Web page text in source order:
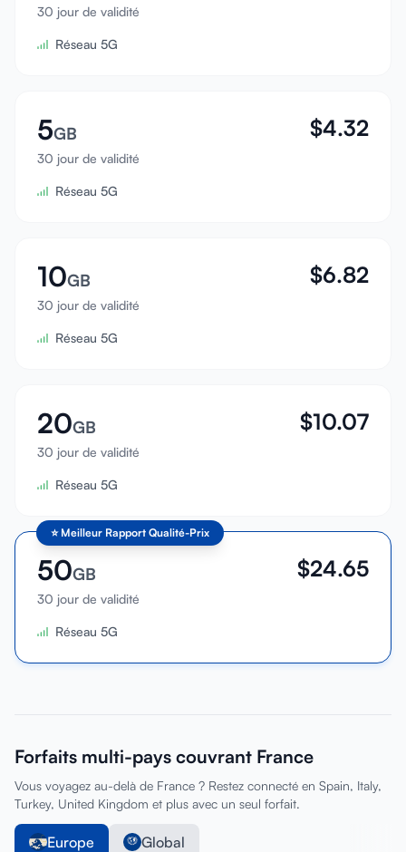
30 jour de validité
Réseau 5G
5GB
30 jour de validité
$4.32
Réseau 5G
10GB
30 jour de validité
$6.82
Réseau 5G
20GB
30 jour de validité
$10.07
Réseau 5G
⭐ Meilleur Rapport Qualité-Prix
50GB
30 jour de validité
$24.65
Réseau 5G
Forfaits multi-pays couvrant France
Vous voyagez au-delà de France ? Restez connecté en Spain, Italy,
Turkey, United Kingdom et plus avec un seul forfait.
Europe Global